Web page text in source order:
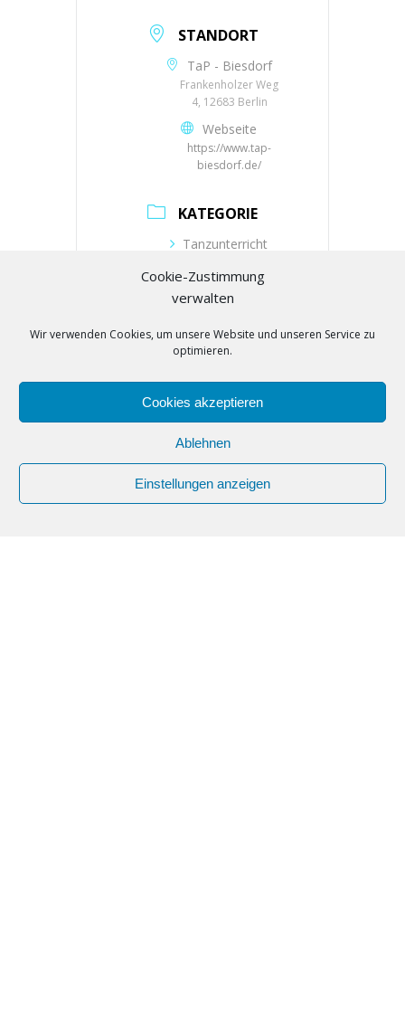
Cookie-Zustimmung
verwalten
Wir verwenden Cookies, um unsere Website und unseren Service zu
optimieren.
Cookies akzeptieren
Ablehnen
Einstellungen anzeigen
STANDORT
TaP - Biesdorf
Frankenholzer Weg
4, 12683 Berlin
Webseite
https://www.tap-
biesdorf.de/
KATEGORIE
Tanzunterricht
VERANSTALTER
Tanzschule Zielonka
E-Mail
buero@tanzschule-
zielonka.de
Webseite
https://www.tanzschule-